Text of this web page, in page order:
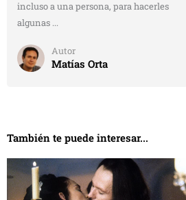
incluso a una persona, para hacerles
algunas ...
Autor
Matías Orta
También te puede interesar...